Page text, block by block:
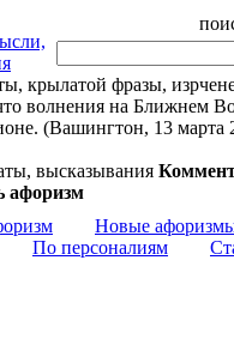
крылатой фразы,
волнения на Ближнем
(Вашингтон, 13 марта
Новые
По персоналиям